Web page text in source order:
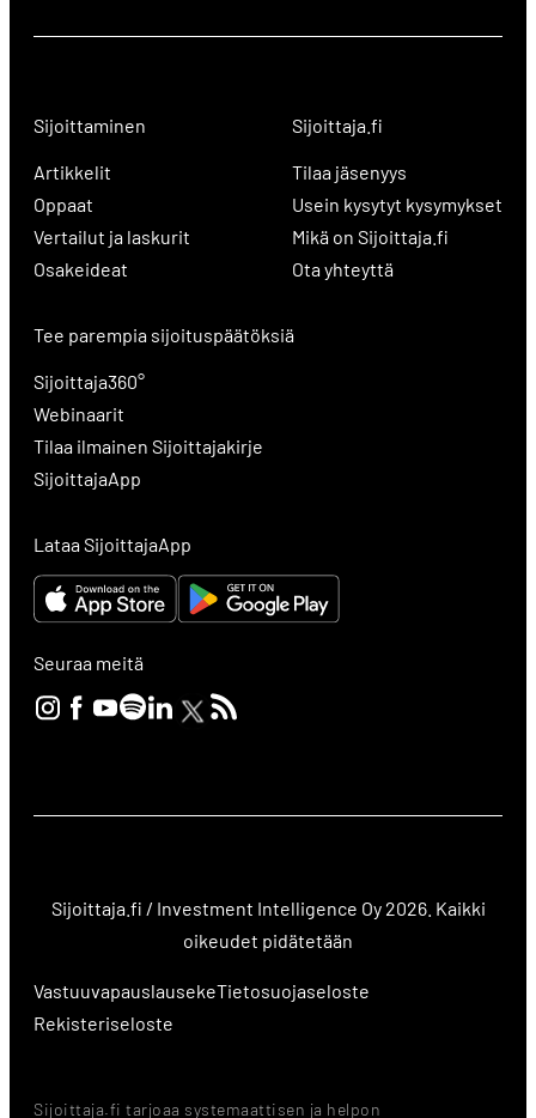
Sijoittaminen
Artikkelit
Oppaat
Vertailut ja laskurit
Osakeideat
Sijoittaja.fi
Tilaa jäsenyys
Usein kysytyt kysymykset
Mikä on Sijoittaja.fi
Ota yhteyttä
Tee parempia sijoituspäätöksiä
Sijoittaja360°
Webinaarit
Tilaa ilmainen Sijoittajakirje
SijoittajaApp
Lataa SijoittajaApp
Seuraa meitä
Sijoittaja.fi / Investment Intelligence Oy 2026. Kaikki
oikeudet pidätetään
VastuuvapauslausekeTietosuojaseloste
Rekisteriseloste
Sijoittaja.fi tarjoaa systemaattisen ja helpon